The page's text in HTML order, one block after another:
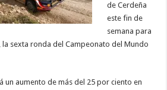
de Cerdeña
este fin de
semana para
la sexta ronda del Campeonato del Mundo
un aumento de más del 25 por ciento en